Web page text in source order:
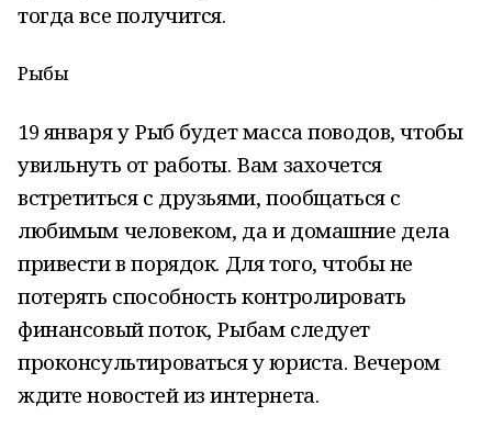
тогда все получится.
Рыбы
19 января у Рыб будет масса поводов, чтобы
увильнуть от работы. Вам захочется
встретиться с друзьями, пообщаться с
любимым человеком, да и домашние дела
привести в порядок. Для того, чтобы не
потерять способность контролировать
финансовый поток, Рыбам следует
проконсультироваться у юриста. Вечером
ждите новостей из интернета.